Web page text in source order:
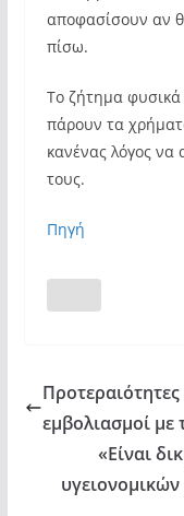
αποφασίσουν αν
πίσω.
Το ζήτημα φυσικά
πάρουν τα
κανένας λόγος να
τους.
Πηγή
εμβολιασμοί με
«Είναι
υγειονομικών